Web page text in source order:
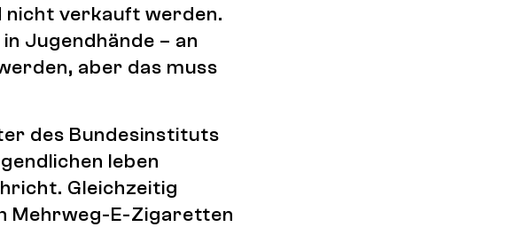
nicht verkauft werden.
Jugendhände – an
aber das muss
des Bundesinstituts
leben
Gleichzeitig
Mehrweg-E-Zigaretten